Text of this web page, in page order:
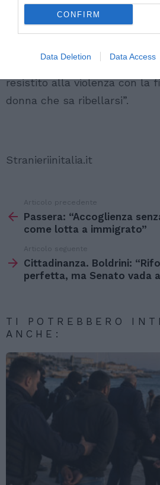
CONFIRM
Data Deletion Data Access
quando questo diventa un
vita, anche in casa” ha
avere come cittadina italiana
resistito alla violenza con la
donna che sa ribellarsi”.
Stranieriinitalia.it
di
Articolo precedente
Passera: “Accoglienza
come lotta a immigrato”
Articolo seguente
Cittadinanza. Boldrini:
perfetta, ma Senato vada
TI POTREBBERO
ANCHE: